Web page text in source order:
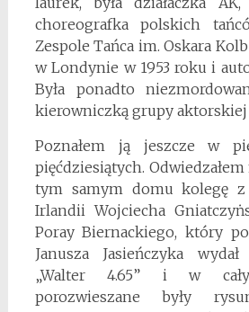
choreografka polskich
Zespole Tańca im. Oskara
w Londynie w 1953 roku i
Była ponadto
kierowniczką grupy aktorskiej
Poznałem ją jeszcze w
pięćdziesiątych.
tym samym domu kolegę
Irlandii Wojciecha
Poray Biernackiego, który
Janusza Jasieńczyka
„Walter 4.65” i w
porozwieszane były